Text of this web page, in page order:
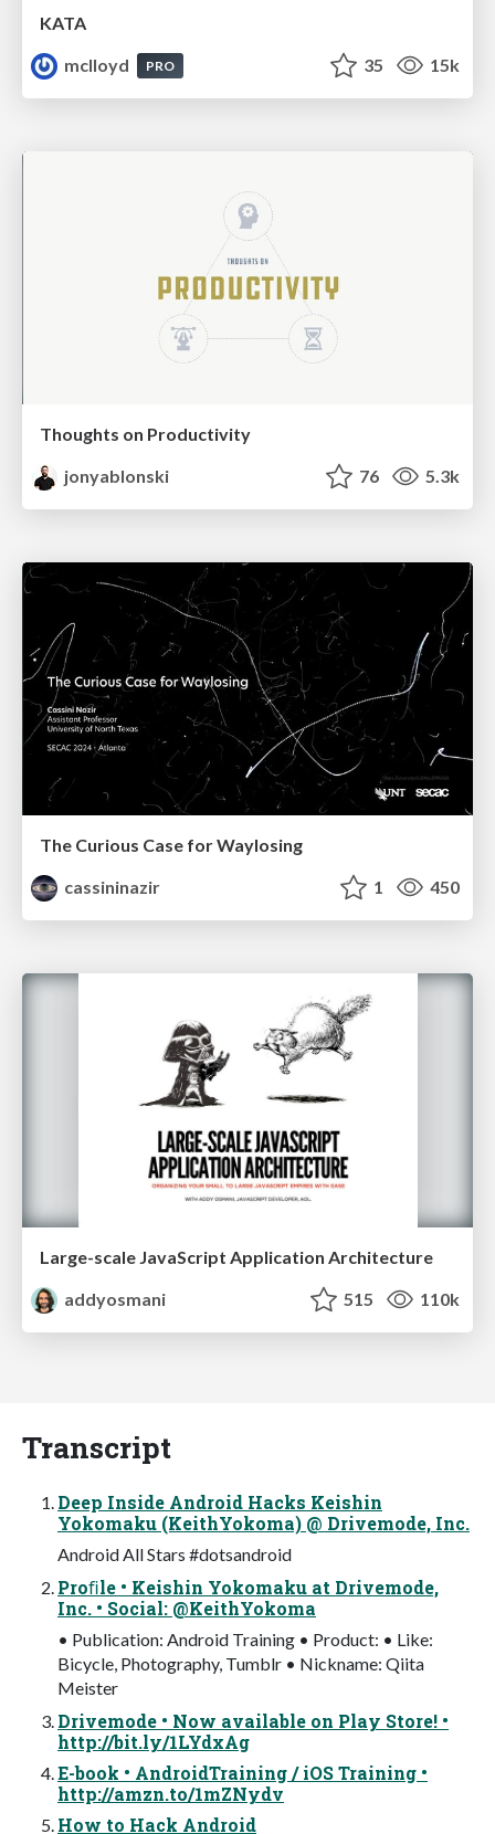
KATA
mclloyd
PRO 35 15k
Thoughts on Productivity
jonyablonski
76 5.3k
The Curious Case for Waylosing
cassininazir
1 450
Large-scale JavaScript Application Architecture
addyosmani
515 110k
Transcript
Deep Inside Android Hacks Keishin
Yokomaku (KeithYokoma) @ Drivemode, Inc.
Android All Stars #dotsandroid
Proﬁle • Keishin Yokomaku at Drivemode,
Inc. • Social: @KeithYokoma
• Publication: Android Training • Product: • Like:
Bicycle, Photography, Tumblr • Nickname: Qiita
Meister
Drivemode • Now available on Play Store! •
http://bit.ly/1LYdxAg
E-book • AndroidTraining / iOS Training •
http://amzn.to/1mZNydv
How to Hack Android